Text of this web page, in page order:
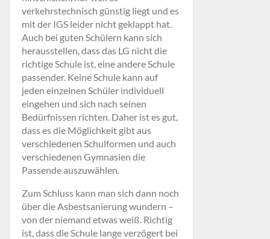
verkehrstechnisch günstig liegt und es
mit der IGS leider nicht geklappt hat.
Auch bei guten Schülern kann sich
herausstellen, dass das LG nicht die
richtige Schule ist, eine andere Schule
passender. Keine Schule kann auf
jeden einzelnen Schüler individuell
eingehen und sich nach seinen
Bedürfnissen richten. Daher ist es gut,
dass es die Möglichkeit gibt aus
verschiedenen Schulformen und auch
verschiedenen Gymnasien die
Passende auszuwählen.
Zum Schluss kann man sich dann noch
über die Asbestsanierung wundern –
von der niemand etwas weiß. Richtig
ist, dass die Schule lange verzögert bei